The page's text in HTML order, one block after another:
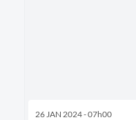
26 JAN 2024 - 07h00